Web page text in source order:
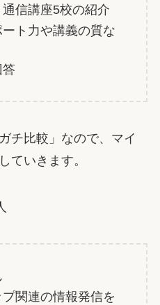
信講座5校の紹介
ト力や講義の質な
答
チ比較」なので、マイ
ていきます。
関連の情報発信を